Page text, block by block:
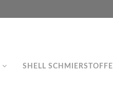
SHELL SCHMIERSTOFFE